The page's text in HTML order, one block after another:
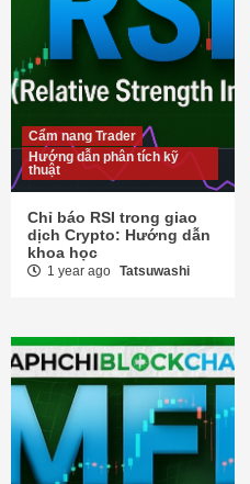
Cẩm nang Trader
Hướng dẫn phân tích kỹ
thuật
Chỉ báo RSI trong giao
dịch Crypto: Hướng dẫn
khoa học
1 year ago Tatsuwashi